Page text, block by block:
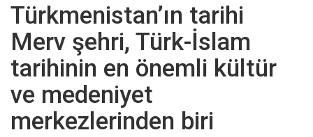
Türkmenistan’ın tarihi
Merv şehri, Türk-İslam
tarihinin en önemli kültür
ve medeniyet
merkezlerinden biri